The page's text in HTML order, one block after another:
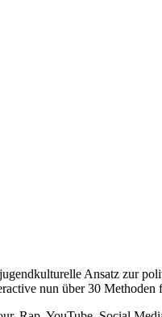
Ansatz zur
nun über 30 Methoden